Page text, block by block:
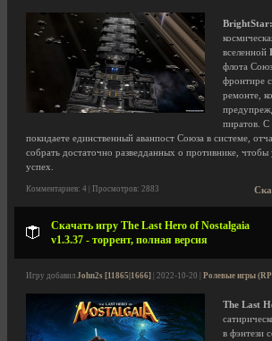
вселенной
флота
фронтире
ремонте,
пиратов. С
покидаете единственный аванпост Союза в системе,
собрать достаточно разведданных о противнике, чтобы
успех.
Комментариев: 4 | Просмотров: 2883
Скачать игру The Last Hero of Nostalgaia
v1.3.37 - торрент, полная версия
Игру добавил John2s [11865|1666] | 2022-10-20 | Ролевые игры
The Last
в фэнтези